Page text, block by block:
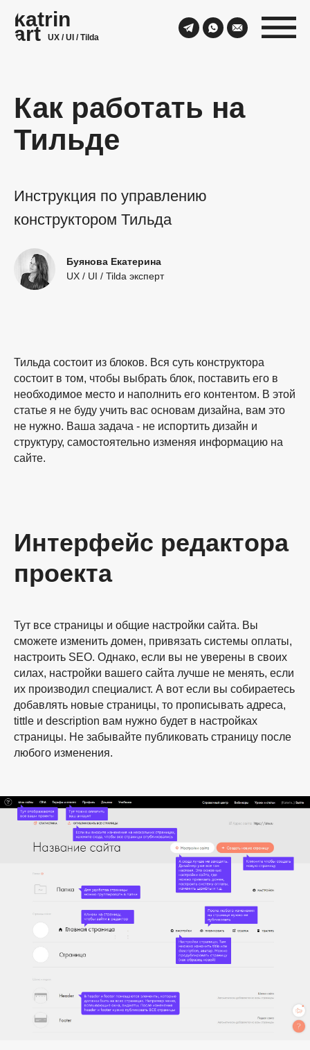
UX / UI / Tilda
katrin
art
Как работать на
Тильде
Инструкция по управлению
конструктором Тильда
Буянова Екатерина
UX / UI / Tilda эксперт
Тильда состоит из блоков. Вся суть конструктора
состоит в том, чтобы выбрать блок, поставить его в
необходимое место и наполнить его контентом. В этой
статье я не буду учить вас основам дизайна, вам это
не нужно. Ваша задача - не испортить дизайн и
структуру, самостоятельно изменяя информацию на
сайте.
Интерфейс редактора
проекта
Тут все страницы и общие настройки сайта. Вы
сможете изменить домен, привязать системы оплаты,
настроить SEO. Однако, если вы не уверены в своих
силах, настройки вашего сайта лучше не менять, если
их производил специалист. А вот если вы собираетесь
добавлять новые страницы, то прописывать адреса,
tittle и description вам нужно будет в настройках
страницы. Не забывайте публиковать страницу после
любого изменения.